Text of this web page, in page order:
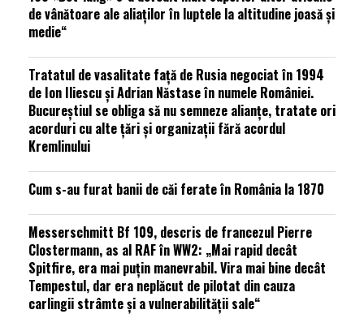
de vânătoare ale aliaților în luptele la altitudine joasă și
medie“
Tratatul de vasalitate față de Rusia negociat în 1994
de Ion Iliescu și Adrian Năstase în numele României.
Bucureștiul se obliga să nu semneze alianțe, tratate ori
acorduri cu alte țări și organizații fără acordul
Kremlinului
Cum s-au furat banii de căi ferate în România la 1870
Messerschmitt Bf 109, descris de francezul Pierre
Clostermann, as al RAF în WW2: „Mai rapid decât
Spitfire, era mai puțin manevrabil. Vira mai bine decât
Tempestul, dar era neplăcut de pilotat din cauza
carlingii strâmte și a vulnerabilității sale“